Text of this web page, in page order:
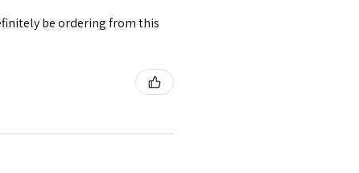
be ordering from this